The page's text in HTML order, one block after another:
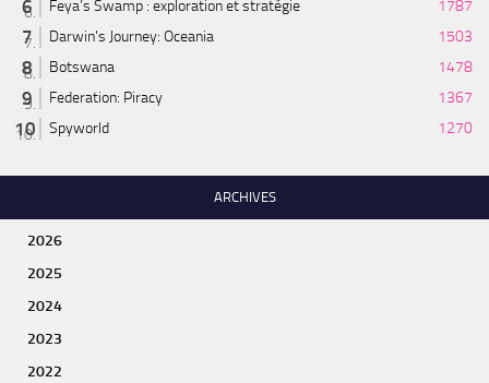
Feya’s Swamp : exploration et stratégie
1787
Darwin's Journey: Oceania
1503
Botswana
1478
Federation: Piracy
1367
Spyworld
1270
ARCHIVES
2026
2025
2024
2023
2022